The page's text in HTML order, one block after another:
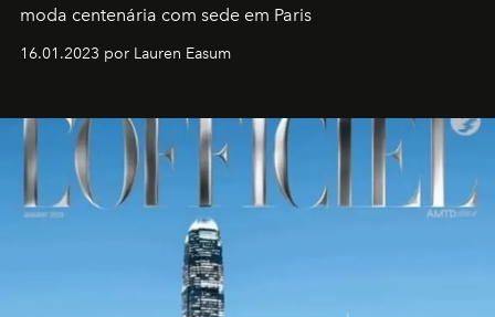
moda centenária com sede em Paris
16.01.2023 por Lauren Easum